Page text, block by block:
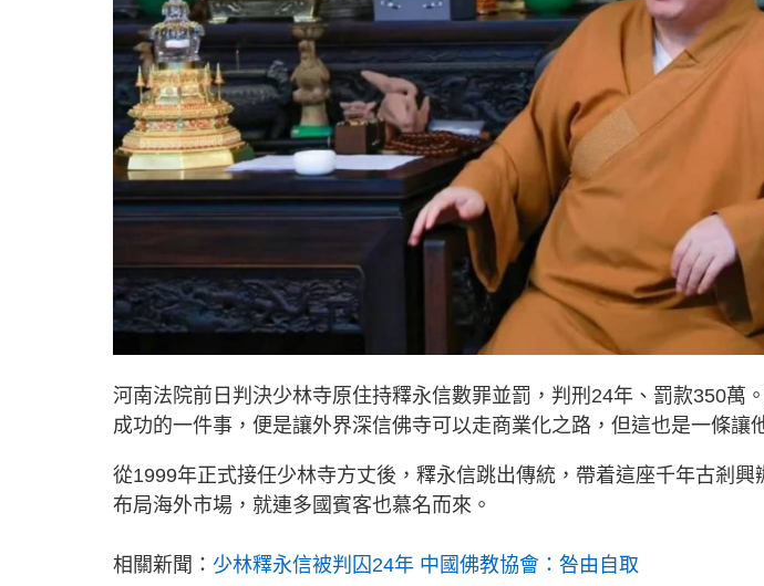
河南法院前日判決少林寺原住持釋永信數罪並罰，判刑24年、罰款350萬
成功的一件事，便是讓外界深信佛寺可以走商業化之路，但這也是一條讓
從1999年正式接任少林寺方丈後，釋永信跳出傳統，帶着這座千年古剎興
布局海外市場，就連多國賓客也慕名而來。
相關新聞： 少林釋永信被判囚24年 中國佛教協會：咎由自取